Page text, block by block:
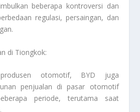
beberapa kontroversi dan
regulasi, persaingan, dan
di Tiongkok:
otomotif, BYD juga
penjualan di pasar otomotif
periode, terutama saat